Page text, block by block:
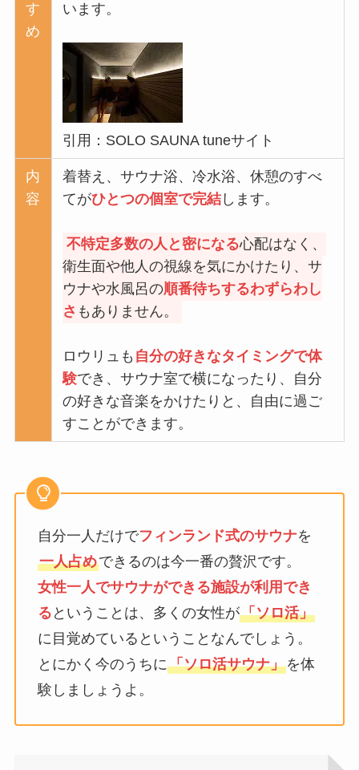
す
め
います。
引用：SOLO SAUNA tuneサイト
内
容
着替え、サウナ浴、冷⽔浴、休憩のすべ
てがひとつの個室で完結 します。
不特定多数の⼈と密になる⼼配はなく、
衛⽣⾯や他⼈の視線を気にかけたり、サ
ウナや⽔⾵呂の順番待ちするわずらわし
さ もありません。
ロウリュも ⾃分の好きなタイミングで体
験でき、サウナ室で横になったり、⾃分
の好きな⾳楽をかけたりと、⾃由に過ご
すことができます。
自分一人だけでフィンランド式のサウナを
一人占めできるのは今一番の贅沢です。
女性一人でサウナができる施設が利用でき
る ということは、多くの女性が「ソロ活」
に目覚めているということなんでしょう。
とにかく今のうちに「ソロ活サウナ」を体
験しましょうよ。